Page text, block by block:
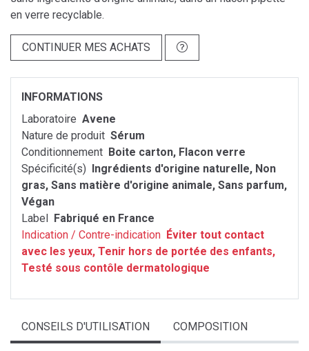
en verre recyclable.
CONTINUER MES ACHATS
INFORMATIONS
Laboratoire Avene
Nature de produit Sérum
Conditionnement Boite carton, Flacon verre
Spécificité(s) Ingrédients d'origine naturelle, Non
gras, Sans matière d'origine animale, Sans parfum,
Végan
Label Fabriqué en France
Indication / Contre-indication Éviter tout contact
avec les yeux, Tenir hors de portée des enfants,
Testé sous contôle dermatologique
CONSEILS D'UTILISATION COMPOSITION